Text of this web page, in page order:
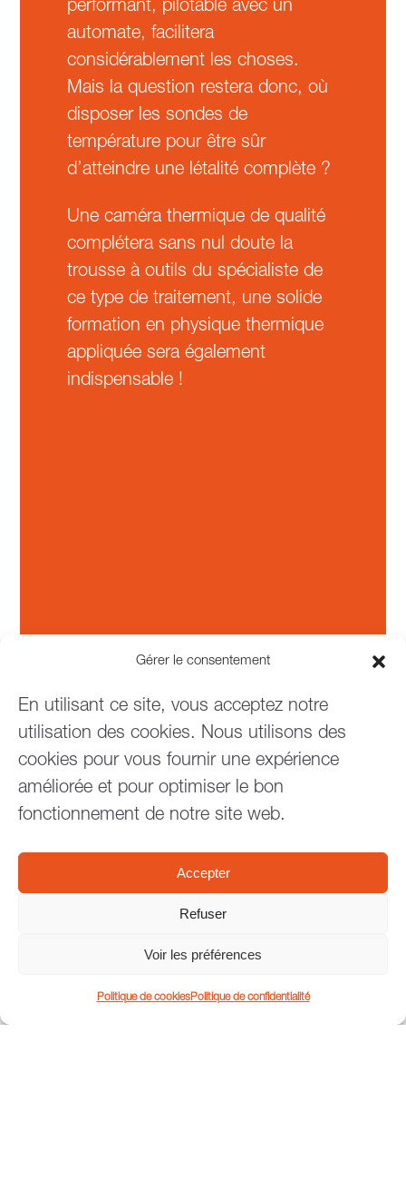
Gérer le consentement
En utilisant ce site, vous acceptez notre
utilisation des cookies. Nous utilisons des
cookies pour vous fournir une expérience
améliorée et pour optimiser le bon
fonctionnement de notre site web.
Accepter
Refuser
Voir les préférences
Politique de cookiesPolitique de confidentialité
performant, pilotable avec un
automate, facilitera
considérablement les choses.
Mais la question restera donc, où
disposer les sondes de
température pour être sûr
d’atteindre une létalité complète ?
Une caméra thermique de qualité
complétera sans nul doute la
trousse à outils du spécialiste de
ce type de traitement, une solide
formation en physique thermique
appliquée sera également
indispensable !